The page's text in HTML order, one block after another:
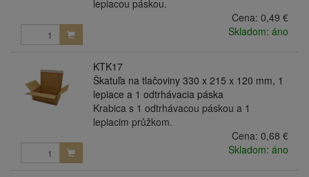
lepiacou páskou.
Cena: 0,49 €
Skladom: áno
KTK17
Škatuľa na tlačoviny 330 x 215 x 120 mm, 1
lepiace a 1 odtrhávacia páska
Krabica s 1 odtrhávacou páskou a 1
lepiacim průžkom.
Cena: 0,68 €
Skladom: áno